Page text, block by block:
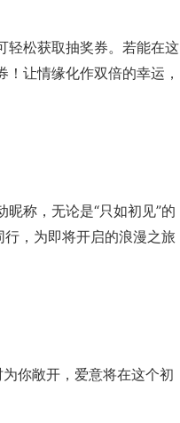
轻松获取抽奖券。若能在这
让情缘化作双倍的幸运，
称，无论是“只如初见”的
，为即将开启的浪漫之旅
你敞开，爱意将在这个初